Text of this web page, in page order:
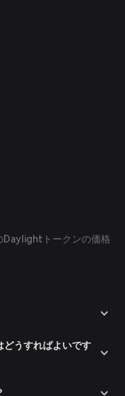
Daylightトークンの価格
うすればよいです